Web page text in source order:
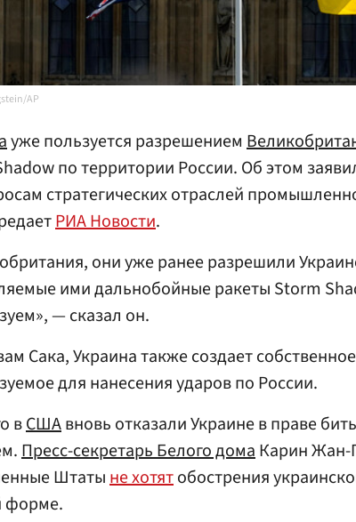
AP
уже пользуется разрешением
по территории России. Об этом
стратегических отраслей
РИА Новости.
они уже ранее разрешили
ими дальнобойные ракеты Storm
— сказал он.
Сака, Украина также создает
для нанесения ударов по России.
вСШАвновь отказали Украине в праве
Пресс-секретарь Белого домаКарин Жан-
Штатыне хотятобострения
форме.